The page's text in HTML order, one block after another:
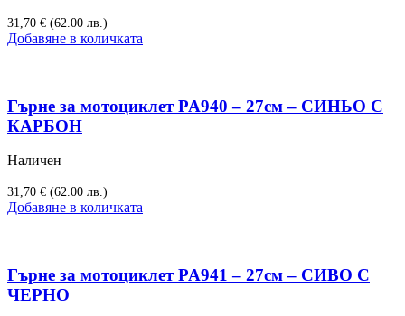
31,70 € (62.00 лв.)
Добавяне в количката
Гърне за мотоциклет PA940 – 27см – СИНЬО С
КАРБОН
Наличен
31,70 € (62.00 лв.)
Добавяне в количката
Гърне за мотоциклет PA941 – 27см – СИВО С
ЧЕРНО